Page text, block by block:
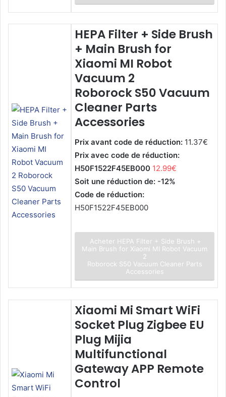
HEPA Filter + Side Brush
+ Main Brush for
Xiaomi MI Robot
Vacuum 2
Roborock S50 Vacuum
Cleaner Parts
Accessories
Prix avant code de réduction: 11.37€
Prix avec code de réduction:
H50F1522F45EB000 12.99€
Soit une réduction de: -12%
Code de réduction:
H50F1522F45EB000
Acheter HEPA Filter + Side Brush +
Main Brush for Xiaomi MI Robot Vacuum
2
Roborock S50 Vacuum Cleaner Parts
Accessories
Xiaomi Mi Smart WiFi
Socket Plug Zigbee EU
Plug Mijia
Multifunctional
Gateway APP Remote
Control